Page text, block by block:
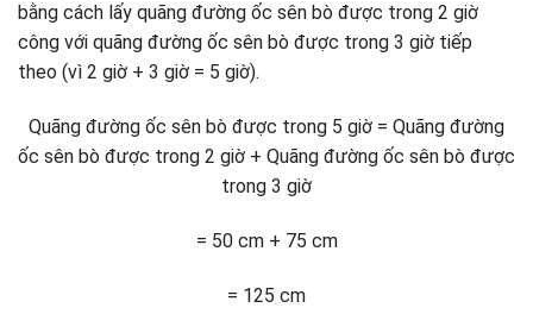
bằng cách lấy quãng đường ốc sên bò được trong 2 giờ
công với quãng đường ốc sên bò được trong 3 giờ tiếp
theo (vì 2 giờ + 3 giờ = 5 giờ).
Quãng đường ốc sên bò được trong 5 giờ = Quãng đường
ốc sên bò được trong 2 giờ + Quãng đường ốc sên bò được
trong 3 giờ
= 50 cm + 75 cm
= 125 cm